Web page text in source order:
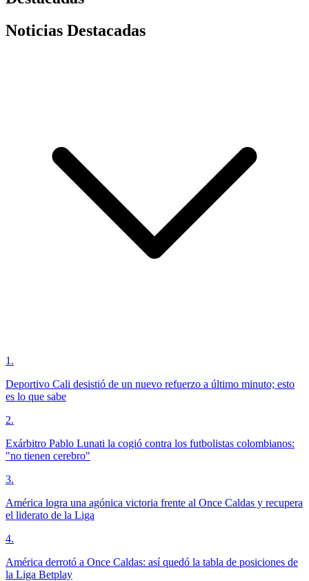
Noticias Destacadas
1 .
Deportivo Cali desistió de un nuevo refuerzo a último minuto; esto
es lo que sabe
2.
Exárbitro Pablo Lunati la cogió contra los futbolistas colombianos:
"no tienen cerebro"
3.
América logra una agónica victoria frente al Once Caldas y recupera
el liderato de la Liga
4.
América derrotó a Once Caldas: así quedó la tabla de posiciones de
la Liga Betplay